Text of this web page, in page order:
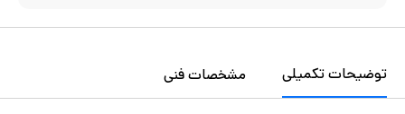
توضیحات تکمیلی مشخصات فنی